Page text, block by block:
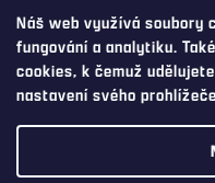
Náš web využívá soubory
fungování a analytiku.
cookies, k čemuž
nastavení svého